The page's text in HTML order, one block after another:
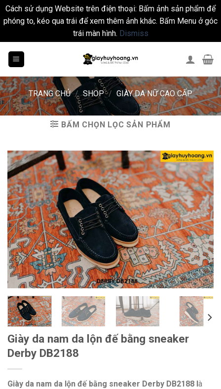
Cách sử dụng Website trên điện thoại: Bấm ảnh sản phẩm để
phóng to, kéo qua trái để xem thêm ảnh khác. Bấm Menu ở góc
trái màn hình. Dismiss
TRANG CHỦ / SHOP / GIÀY DA NỮ CAO CẤP
BẤM CHỌN LỌC SẢN PHẨM
Giày da nam da lộn đế bằng sneaker
Derby DB2188
Giày da nam da lộn đế bằng sneaker Derby DB2188 là